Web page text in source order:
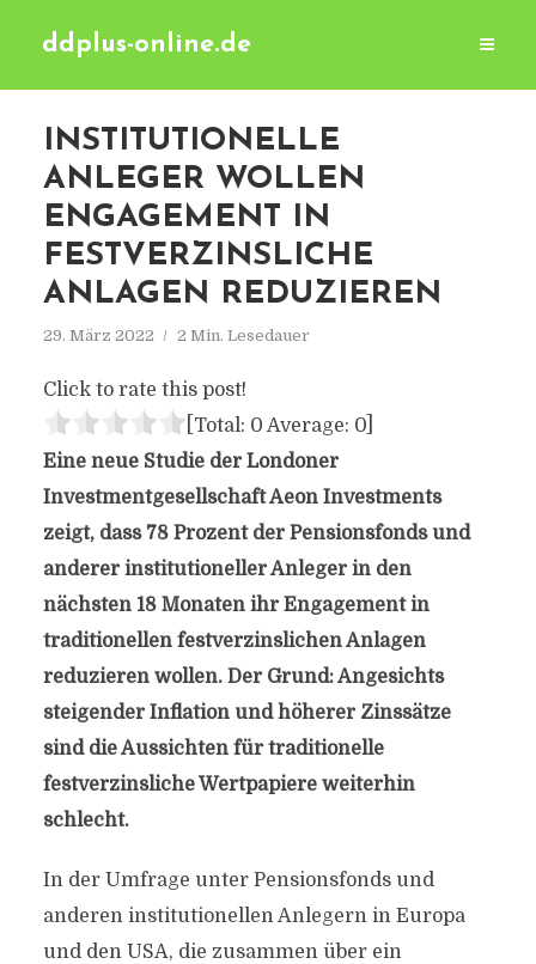
ddplus-online.de
INSTITUTIONELLE
ANLEGER WOLLEN
ENGAGEMENT IN
FESTVERZINSLICHE
ANLAGEN REDUZIEREN
29. März 2022 2 Min. Lesedauer
Click to rate this post!
[Total: 0 Average: 0]
Eine neue Studie der Londoner
Investmentgesellschaft Aeon Investments
zeigt, dass 78 Prozent der Pensionsfonds und
anderer institutioneller Anleger in den
nächsten 18 Monaten ihr Engagement in
traditionellen festverzinslichen Anlagen
reduzieren wollen. Der Grund: Angesichts
steigender Inflation und höherer Zinssätze
sind die Aussichten für traditionelle
festverzinsliche Wertpapiere weiterhin
schlecht.
In der Umfrage unter Pensionsfonds und
anderen institutionellen Anlegern in Europa
und den USA, die zusammen über ein